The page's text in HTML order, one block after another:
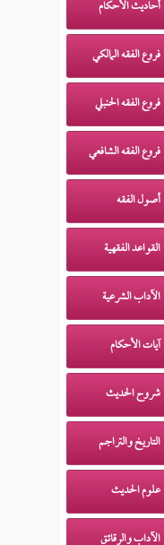
أحاديث الأحكام
فروع الفقه المالكي
فروع الفقه الحنبلي
فروع الفقه الشافعي
أصول الفقه
القواعد الفقهية
الآداب الشرعية
آيات الأحكام
شروح الحديث
التاريخ والتراجم
علوم الحديث
الآداب والرقائق